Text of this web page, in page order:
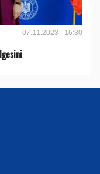
07.11.2023 - 15:30